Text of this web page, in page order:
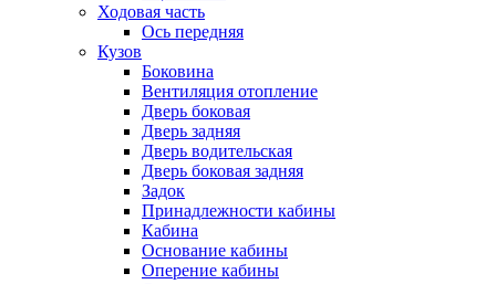
Ходовая часть
Ось передняя
Кузов
Боковина
Вентиляция отопление
Дверь боковая
Дверь задняя
Дверь водительская
Дверь боковая задняя
Задок
Принадлежности кабины
Кабина
Основание кабины
Оперение кабины